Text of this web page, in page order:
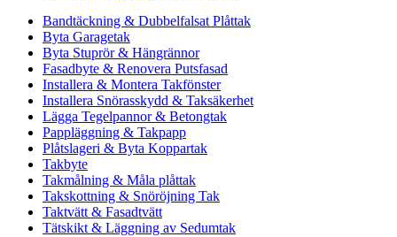
Bandtäckning & Dubbelfalsat Plåttak
Byta Garagetak
Byta Stuprör & Hängrännor
Fasadbyte & Renovera Putsfasad
Installera & Montera Takfönster
Installera Snörasskydd & Taksäkerhet
Lägga Tegelpannor & Betongtak
Pappläggning & Takpapp
Plåtslageri & Byta Koppartak
Takbyte
Takmålning & Måla plåttak
Takskottning & Snöröjning Tak
Taktvätt & Fasadtvätt
Tätskikt & Läggning av Sedumtak